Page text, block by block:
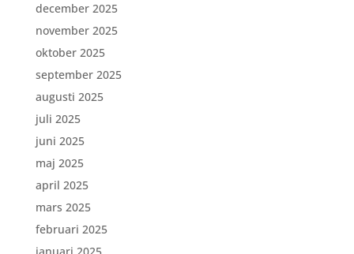
december 2025
november 2025
oktober 2025
september 2025
augusti 2025
juli 2025
juni 2025
maj 2025
april 2025
mars 2025
februari 2025